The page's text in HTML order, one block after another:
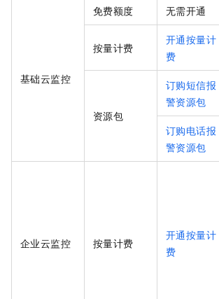
基础云监控
免费额度 无需开通
按量计费
开通按量计
费
资源包
订购短信报
警资源包
订购电话报
警资源包
企业云监控 按量计费
开通按量计
费